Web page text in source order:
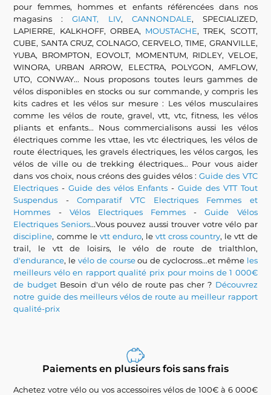
pour femmes, hommes et enfants référencées dans nos
magasins :GIANT, LIV, CANNONDALE, SPECIALIZED,
LAPIERRE, KALKHOFF, ORBEA, MOUSTACHE, TREK, SCOTT,
CUBE, SANTA CRUZ, COLNAGO, CERVELO, TIME, GRANVILLE,
YUBA, BROMPTON, EOVOLT, MOMENTUM, RIDLEY, VELOE,
WINORA, URBAN ARROW, ELECTRA, POLYGON, AMFLOW,
UTO, CONWAY... Nous proposons toutes leurs gammes de
vélos disponibles en stocks ou sur commande, y compris les
kits cadres et les vélos sur mesure : Les vélos musculaires
comme les vélos de route, gravel, vtt, vtc, fitness, les vélos
pliants et enfants... Nous commercialisons aussi les vélos
électriques comme les vttae, les vtc électriques, les vélos de
route électriques, les gravels électriques, les vélos cargos, les
vélos de ville ou de trekking électriques... Pour vous aider
dans vos choix, nous créons des guides vélos :Guide des VTC
Electriques -Guide des vélos Enfants - Guide des VTT Tout
Suspendus -Comparatif VTC Electriques Femmes et
Hommes - Vélos Electriques Femmes -Guide Vélos
Electriques Seniors...Vous pouvez aussi trouver votre vélo par
discipline, comme le vtt enduro, levtt cross country, le vtt de
trail, le vtt de loisirs, le vélo de route de trialthlon,
d'endurance, levélo de courseou de cyclocross...et même les
meilleurs vélo en rapport qualité prix pour moins de 1 000€
de budgetBesoin d'un vélo de route pas cher ? Découvrez
notre guide des meilleurs vélos de route au meilleur rapport
qualité-prix
Paiements en plusieurs fois sans frais
Achetez votre vélo ou vos accessoires vélos de 100€ à 6 000€